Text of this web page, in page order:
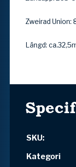
Zweirad Union:
Längd:
SKU:
Kategori